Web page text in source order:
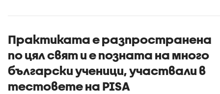
Практиката е разпространена
по цял свят и е позната на много
български ученици, участвали в
тестовете на PISA